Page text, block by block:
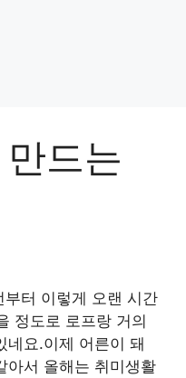
드는
터 이렇게 오랜 시간
정도로 로프랑 거의
네요.이제 어른이 돼
아서 올해는 취미생활